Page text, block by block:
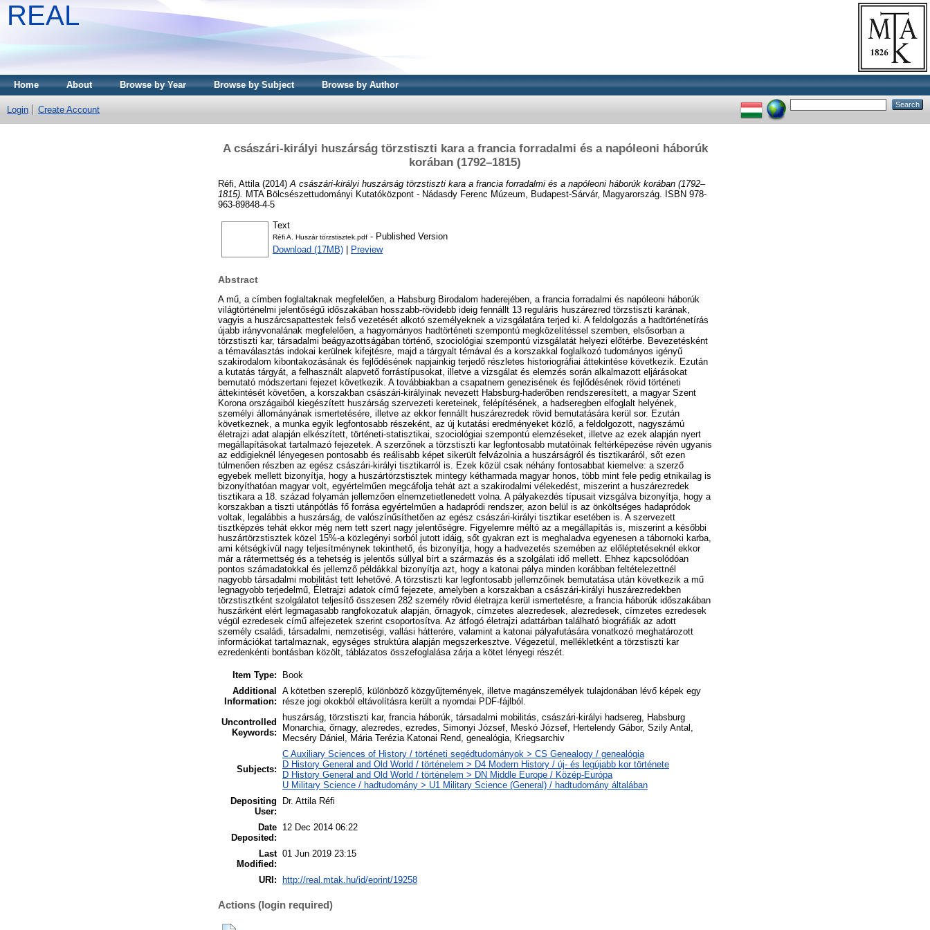
REAL
Home About Browse by Year Browse by Subject Browse by Author
Login Create Account
A császári-királyi huszárság törzstiszti kara a francia forradalmi és a napóleoni háborúk
korában (1792–1815)
Réfi, Attila (2014) A császári-királyi huszárság törzstiszti kara a francia forradalmi és a napóleoni háborúk korában (1792–
1815). MTA Bölcsészettudományi Kutatóközpont - Nádasdy Ferenc Múzeum, Budapest-Sárvár, Magyarország. ISBN 978-
963-89848-4-5
Text
Réfi A. Huszár törzstisztek.pdf - Published Version
Download (17MB)
Preview
Abstract
A mű, a címben foglaltaknak megfelelően, a Habsburg Birodalom haderejében, a francia forradalmi és napóleoni háborúk
világtörténelmi jelentőségű időszakában hosszabb-rövidebb ideig fennállt 13 reguláris huszárezred törzstiszti karának,
vagyis a huszárcsapattestek felső vezetését alkotó személyeknek a vizsgálatára terjed ki. A feldolgozás a hadtörténetírás
újabb irányvonalának megfelelően, a hagyományos hadtörténeti szempontú megközelítéssel szemben, elsősorban a
törzstiszti kar, társadalmi beágyazottságában történő, szociológiai szempontú vizsgálatát helyezi előtérbe. Bevezetésként
a témaválasztás indokai kerülnek kifejtésre, majd a tárgyalt témával és a korszakkal foglalkozó tudományos igényű
szakirodalom kibontakozásának és fejlődésének napjainkig terjedő részletes historiográfiai áttekintése következik. Ezután
a kutatás tárgyát, a felhasznált alapvető forrástípusokat, illetve a vizsgálat és elemzés során alkalmazott eljárásokat
bemutató módszertani fejezet következik. A továbbiakban a csapatnem genezisének és fejlődésének rövid történeti
áttekintését követően, a korszakban császári-királyinak nevezett Habsburg-haderőben rendszeresített, a magyar Szent
Korona országaiból kiegészített huszárság szervezeti kereteinek, felépítésének, a hadseregben elfoglalt helyének,
személyi állományának ismertetésére, illetve az ekkor fennállt huszárezredek rövid bemutatására kerül sor. Ezután
következnek, a munka egyik legfontosabb részeként, az új kutatási eredményeket közlő, a feldolgozott, nagyszámú
életrajzi adat alapján elkészített, történeti-statisztikai, szociológiai szempontú elemzéseket, illetve az ezek alapján nyert
megállapításokat tartalmazó fejezetek. A szerzőnek a törzstiszti kar legfontosabb mutatóinak feltérképezése révén ugyanis
az eddigieknél lényegesen pontosabb és reálisabb képet sikerült felvázolnia a huszárságról és tisztikaráról, sőt ezen
túlmenően részben az egész császári-királyi tisztikarról is. Ezek közül csak néhány fontosabbat kiemelve: a szerző
egyebek mellett bizonyítja, hogy a huszártörzstisztek mintegy kétharmada magyar honos, több mint fele pedig etnikailag is
bizonyíthatóan magyar volt, egyértelműen megcáfolja tehát azt a szakirodalmi vélekedést, miszerint a huszárezredek
tisztikara a 18. század folyamán jellemzően elnemzetietlenedett volna. A pályakezdés típusait vizsgálva bizonyítja, hogy a
korszakban a tiszti utánpótlás fő forrása egyértelműen a hadapródi rendszer, azon belül is az önköltséges hadapródok
voltak, legalábbis a huszárság, de valószínűsíthetően az egész császári-királyi tisztikar esetében is. A szervezett
tisztképzés tehát ekkor még nem tett szert nagy jelentőségre. Figyelemre méltó az a megállapítás is, miszerint a későbbi
huszártörzstisztek közel 15%-a közlegényi sorból jutott idáig, sőt gyakran ezt is meghaladva egyenesen a tábornoki karba,
ami kétségkívül nagy teljesítménynek tekinthető, és bizonyítja, hogy a hadvezetés szemében az előléptetéseknél ekkor
már a rátermettség és a tehetség is jelentős súllyal bírt a származás és a szolgálati idő mellett. Ehhez kapcsolódóan
pontos számadatokkal és jellemző példákkal bizonyítja azt, hogy a katonai pálya minden korábban feltételezettnél
nagyobb társadalmi mobilitást tett lehetővé. A törzstiszti kar legfontosabb jellemzőinek bemutatása után következik a mű
legnagyobb terjedelmű, Életrajzi adatok című fejezete, amelyben a korszakban a császári-királyi huszárezredekben
törzstisztként szolgálatot teljesítő összesen 282 személy rövid életrajza kerül ismertetésre, a francia háborúk időszakában
huszárként elért legmagasabb rangfokozatuk alapján, őrnagyok, címzetes alezredesek, alezredesek, címzetes ezredesek
végül ezredesek című alfejezetek szerint csoportosítva. Az átfogó életrajzi adattárban található biográfiák az adott
személy családi, társadalmi, nemzetiségi, vallási hátterére, valamint a katonai pályafutására vonatkozó meghatározott
információkat tartalmaznak, egységes struktúra alapján megszerkesztve. Végezetül, mellékletként a törzstiszti kar
ezredenkénti bontásban közölt, táblázatos összefoglalása zárja a kötet lényegi részét.
Item Type:
Book
Additional
Information:
A kötetben szereplő, különböző közgyűjtemények, illetve magánszemélyek tulajdonában lévő képek egy
része jogi okokból eltávolításra került a nyomdai PDF-fájlból.
Uncontrolled
Keywords:
huszárság, törzstiszti kar, francia háborúk, társadalmi mobilitás, császári-királyi hadsereg, Habsburg
Monarchia, őrnagy, alezredes, ezredes, Simonyi József, Meskó József, Hertelendy Gábor, Szily Antal,
Mecséry Dániel, Mária Terézia Katonai Rend, genealógia, Kriegsarchiv
Subjects:
C Auxiliary Sciences of History / történeti segédtudományok > CS Genealogy / genealógia
D History General and Old World / történelem > D4 Modern History / új- és legújabb kor története
D History General and Old World / történelem > DN Middle Europe / Közép-Európa
U Military Science / hadtudomány > U1 Military Science (General) / hadtudomány általában
Depositing
User:
Dr. Attila Réfi
Date
Deposited:
12 Dec 2014 06:22
Last
Modified:
01 Jun 2019 23:15
URI: http://real.mtak.hu/id/eprint/19258
Actions (login required)